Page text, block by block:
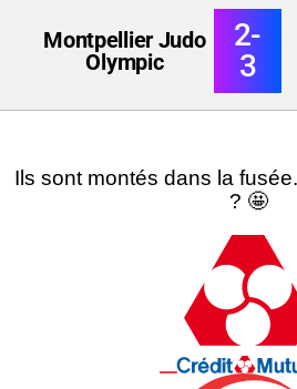
Montpellier Judo
Olympic
2-
3
Ils sont montés dans la
? 🤩